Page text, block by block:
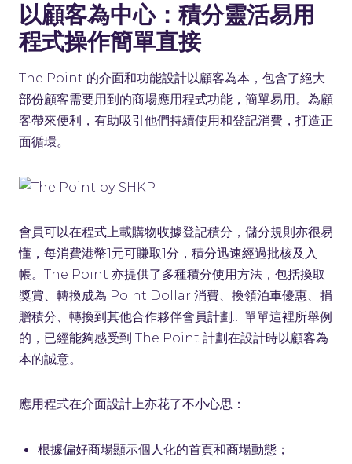
以顧客為中心：積分靈活易用
程式操作簡單直接
The Point 的介面和功能設計以顧客為本，包含了絕大
部份顧客需要用到的商場應用程式功能，簡單易用。為顧
客帶來便利，有助吸引他們持續使用和登記消費，打造正
面循環。
會員可以在程式上載購物收據登記積分，儲分規則亦很易
懂，每消費港幣1元可賺取1分，積分迅速經過批核及入
帳。The Point 亦提供了多種積分使用方法，包括換取
獎賞、轉換成為 Point Dollar 消費、換領泊車優惠、捐
贈積分、轉換到其他合作夥伴會員計劃… 單單這裡所舉例
的，已經能夠感受到 The Point 計劃在設計時以顧客為
本的誠意。
應用程式在介面設計上亦花了不小心思：
根據偏好商場顯示個人化的首頁和商場動態；